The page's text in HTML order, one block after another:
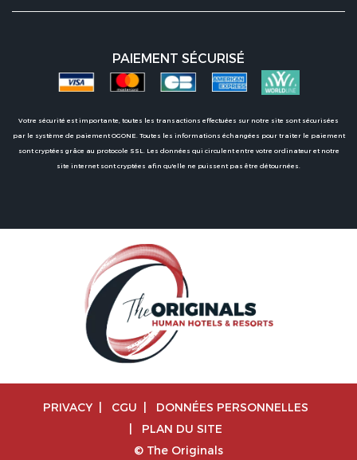
PAIEMENT SÉCURISÉ
Votre sécurité est importante, toutes les transactions effectuées sur notre site sont sécurisées
par le système de paiement OGONE. Toutes les informations échangées pour traiter le paiement
sont cryptées grâce au protocole SSL. Les données qui circulent entre votre ordinateur et notre
site internet sont cryptées afin qu'elle ne puissent pas être détournées.
PRIVACY CGU
DONNÉES PERSONNELLES
PLAN DU SITE
© The Originals